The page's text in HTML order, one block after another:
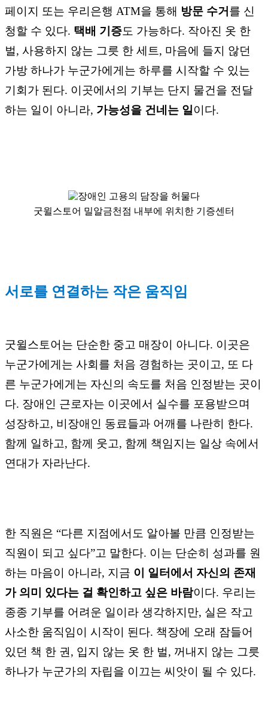
페이지 또는 우리은행 ATM을 통해 방문 수거 를 신
청할 수 있다. 택배 기증도 가능하다. 작아진 옷 한
벌, 사용하지 않는 그릇 한 세트, 마음에 들지 않던
가방 하나가 누군가에게는 하루를 시작할 수 있는
기회가 된다. 이곳에서의 기부는 단지 물건을 전달
하는 일이 아니라, 가능성을 건네는 일 이다.
굿윌스토어 밀알금천점 내부에 위치한 기증센터
서로를 연결하는 작은 움직임
굿윌스토어는 단순한 중고 매장이 아니다. 이곳은
누군가에게는 사회를 처음 경험하는 곳이고, 또 다
른 누군가에게는 자신의 속도를 처음 인정받는 곳이
다. 장애인 근로자는 이곳에서 실수를 포용받으며
성장하고, 비장애인 동료들과 어깨를 나란히 한다.
함께 일하고, 함께 웃고, 함께 책임지는 일상 속에서
연대가 자라난다.
한 직원은 “다른 지점에서도 알아볼 만큼 인정받는
직원이 되고 싶다”고 말한다. 이는 단순히 성과를 원
하는 마음이 아니라, 지금 이 일터에서 자신의 존재
가 의미 있다는 걸 확인하고 싶은 바람이다. 우리는
종종 기부를 어려운 일이라 생각하지만, 실은 작고
사소한 움직임이 시작이 된다. 책장에 오래 잠들어
있던 책 한 권, 입지 않는 옷 한 벌, 꺼내지 않는 그릇
하나가 누군가의 자립을 이끄는 씨앗이 될 수 있다.